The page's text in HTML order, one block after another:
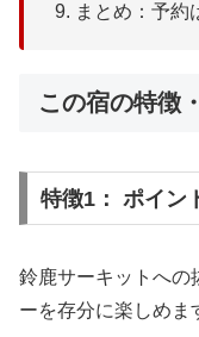
まとめ：予約
この宿の特徴
特徴1： ポイン
鈴鹿サーキットへの
ーを存分に楽しめま